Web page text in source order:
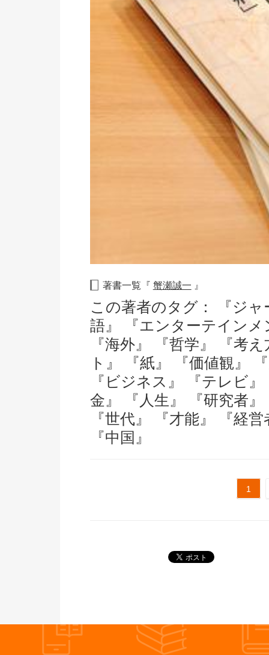
著書一覧『 蟹瀬誠一 』
この著者のタグ：
『ジ
語』
『エンターテイン
『海外』
『哲学』
『考
ト』
『紙』 『価値観』
『ビジネス』
『テレビ』
金』
『人生』 『研究者』
『世代』
『才能』
『経
『中国』
1